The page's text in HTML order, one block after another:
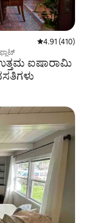
5 ರಲ್ಲಿ 4.91
4.91 (410)
ಐಷಾರಾಮಿ